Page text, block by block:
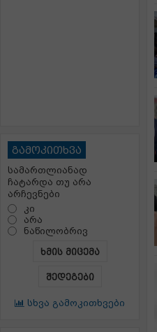
გამოკითხვა
სამართლიანად
ჩატარდა თუ არა
არჩევნები
კი
არა
ნაწილობრივ
ხმის მიცემა
შედეგები
სხვა გამოკითხვები